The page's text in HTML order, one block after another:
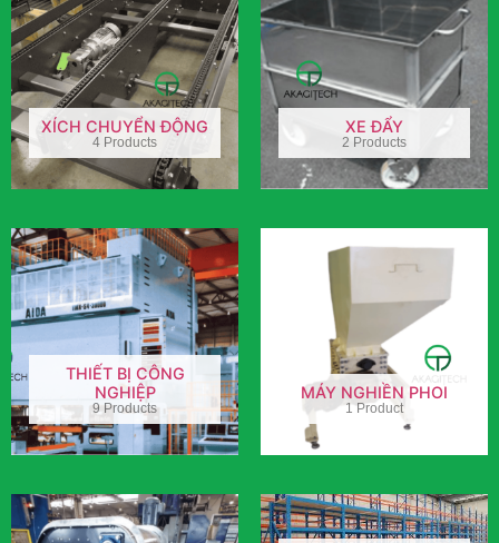
XÍCH CHUYỂN ĐỘNG
4 Products
XE ĐẨY
2 Products
THIẾT BỊ CÔNG
NGHIỆP
9 Products
MÁY NGHIỀN PHOI
1 Product